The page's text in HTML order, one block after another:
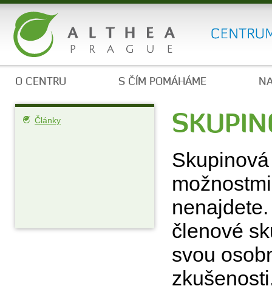
O CENTRU S ČÍM POMÁHÁME
Články
členové
svou